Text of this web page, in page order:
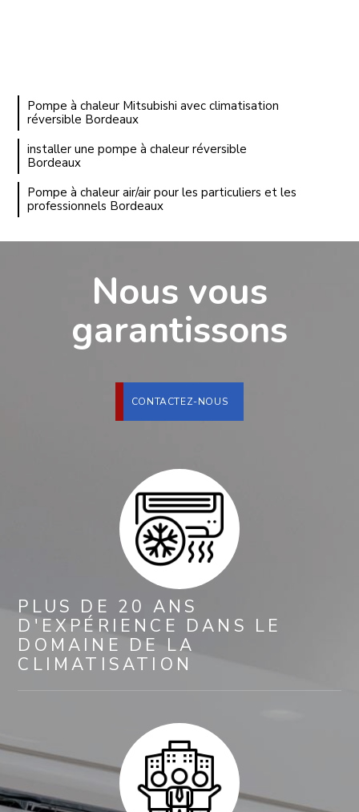
Pompe à chaleur Mitsubishi avec climatisation
réversible Bordeaux
installer une pompe à chaleur réversible
Bordeaux
Pompe à chaleur air/air pour les particuliers et les
professionnels Bordeaux
Nous vous
garantissons
CONTACTEZ-NOUS
PLUS DE 20 ANS
D'EXPÉRIENCE DANS LE
DOMAINE DE LA
CLIMATISATION